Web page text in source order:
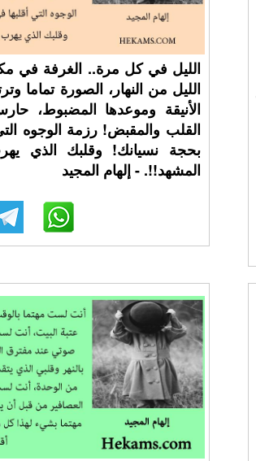
الليل في كل مرة.. الغرفة في
الليل من النهار، الصورة تماما
الأنيقة وموعدها المضبوط،
القلب والمقبض! رزمة الوجوه
بحجة نسيانك! وقلبك الذي
المشهد!!. - إلهام المجيد